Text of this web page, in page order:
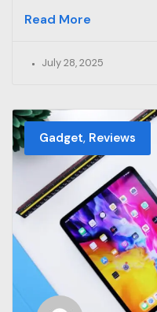
Read More
July 28, 2025
Gadget, Reviews